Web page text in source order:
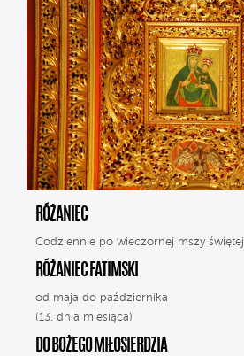
RÓŻANIEC
Codziennie po wieczornej mszy świętej
RÓŻANIEC FATIMSKI
od maja do października
(13. dnia miesiąca)
DO BOŻEGO MIŁOSIERDZIA